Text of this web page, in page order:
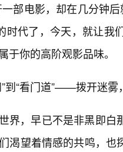
部电影，却在几分钟
时代了，今天，就让
于你的高阶观影品味。
”到“看门道”——拨开迷
界，早已不是非黑即
渴望着情感的共鸣，